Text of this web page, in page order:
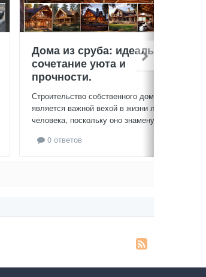
Дома из сруба: идеальное
сочетание уюта и
прочности.
Строительство собственного дома
является важной вехой в жизни любого
человека, поскольку оно знаменует...
0 ответов